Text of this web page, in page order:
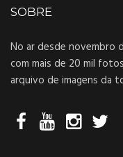
SOBRE
No ar desde novembro
com mais de 20 mil
arquivo de imagens da